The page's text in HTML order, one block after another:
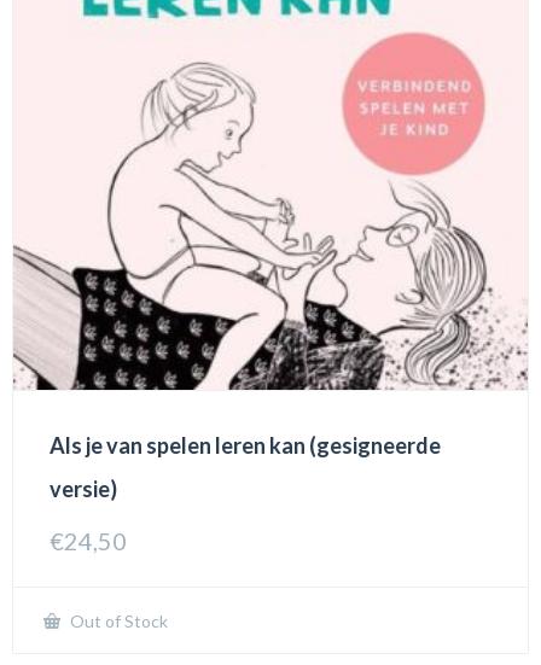
Als je van spelen leren kan (gesigneerde
versie)
€24,50
Out of Stock